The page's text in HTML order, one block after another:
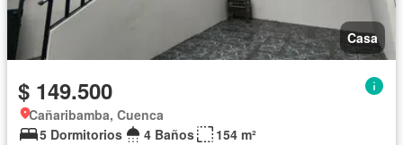
Casa
$ 149.500
Cañaribamba, Cuenca
5 Dormitorios
4 Baños
154 m²